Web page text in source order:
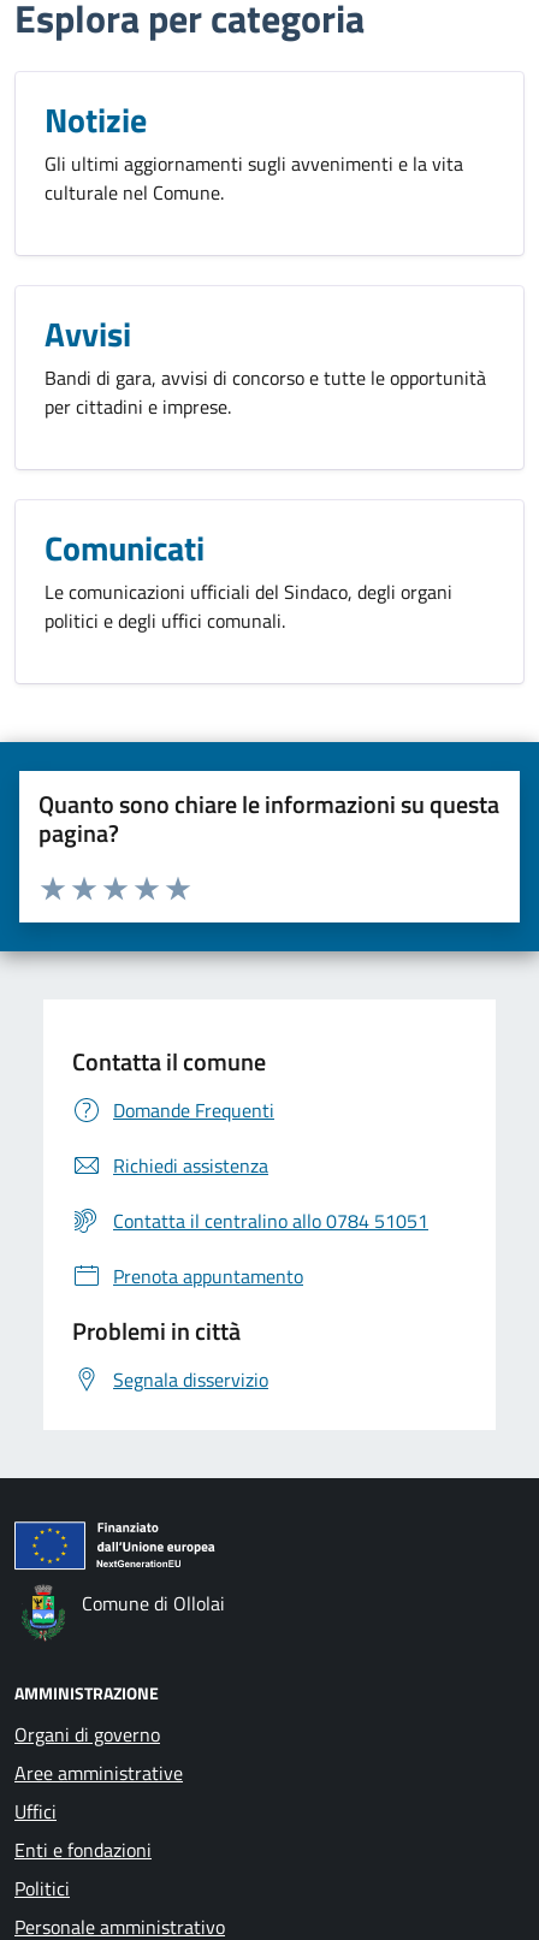
Esplora per categoria
Notizie
Gli ultimi aggiornamenti sugli avvenimenti e la vita
culturale nel Comune.
Avvisi
Bandi di gara, avvisi di concorso e tutte le opportunità
per cittadini e imprese.
Comunicati
Le comunicazioni ufficiali del Sindaco, degli organi
politici e degli uffici comunali.
Quanto sono chiare le informazioni su questa
pagina?
Valuta da 1 a 5 stelle la pagina
Valuta 5 stelle su 5
Valuta 4 stelle su 5
Valuta 3 stelle su 5
Valuta 2 stelle su 5
Valuta una stella su 5
Contatta il comune
Domande Frequenti
Richiedi assistenza
Contatta il centralino allo 0784 51051
Prenota appuntamento
Problemi in città
Segnala disservizio
Comune di Ollolai
AMMINISTRAZIONE
Organi di governo
Aree amministrative
Uffici
Enti e fondazioni
Politici
Personale amministrativo